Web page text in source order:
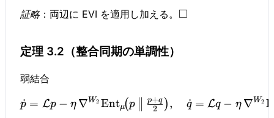
証略 ：両辺に EVI を適用し加える。 □
定理 3.2（整合同期の単調性）
弱結合
p
˙ = Lp − η ∇ W2 Entμ(p 2
p+q ), q
˙ = Lq − η ∇ W2